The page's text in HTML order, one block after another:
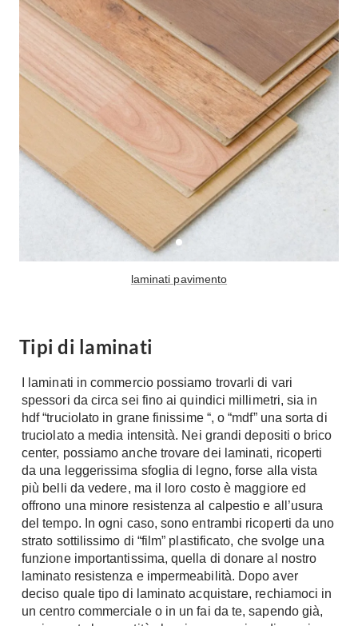
Oggettistica
Complementi arredo
Notte
Camere Matrimoniali
Letti
Comodino
Camere Classiche
Lenzuola
Piumini
Letti Contenitore
Letti a Scomparsa
Armadi ante
Cabine Armadio
Armadi su misura
Armadi Angolo
I consigli sugli armadi
Camerette
Camerette Ragazzi
Camerette Bambini
Letti a Castello
Per Neonati
Lettini
Ristrutturazione
Progetto
Norme
Il Verde
Restauri
Impianti
Hi-Fi
Televisori
Home-Theatre
Porte Interne
Porte Scorrevoli
Portoni
Maniglie
Finestre
Finestre Pvc
Finestre Alluminio
Finestre Legno
Persiane
Scale
laminati pavimento
Tipi di laminati
I laminati in commercio possiamo trovarli di vari
spessori da circa sei fino ai quindici millimetri, sia in
hdf “truciolato in grane finissime “, o “mdf” una sorta di
truciolato a media intensità. Nei grandi depositi o brico
center, possiamo anche trovare dei laminati, ricoperti
da una leggerissima sfoglia di legno, forse alla vista
più belli da vedere, ma il loro costo è maggiore ed
offrono una minore resistenza al calpestio e all’usura
del tempo. In ogni caso, sono entrambi ricoperti da uno
strato sottilissimo di “film” plastificato, che svolge una
funzione importantissima, quella di donare al nostro
laminato resistenza e impermeabilità. Dopo aver
deciso quale tipo di laminato acquistare, rechiamoci in
un centro commerciale o in un fai da te, sapendo già,